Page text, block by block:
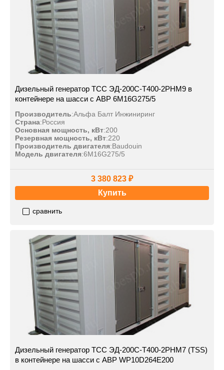
Дизельный генератор ТСС ЭД-200С-Т400-2РНМ9 в
контейнере на шасси с АВР 6M16G275/5
Производитель:Альфа Балт Инжиниринг
Страна:Россия
Основная мощность, кВт:200
Резервная мощность, кВт:220
Производитель двигателя:Baudouin
Модель двигателя:6M16G275/5
3 380 823 ₽
Купить
сравнить
Дизельный генератор ТСС ЭД-200С-Т400-2РНМ7 (TSS)
в контейнере на шасси с АВР WP10D264E200